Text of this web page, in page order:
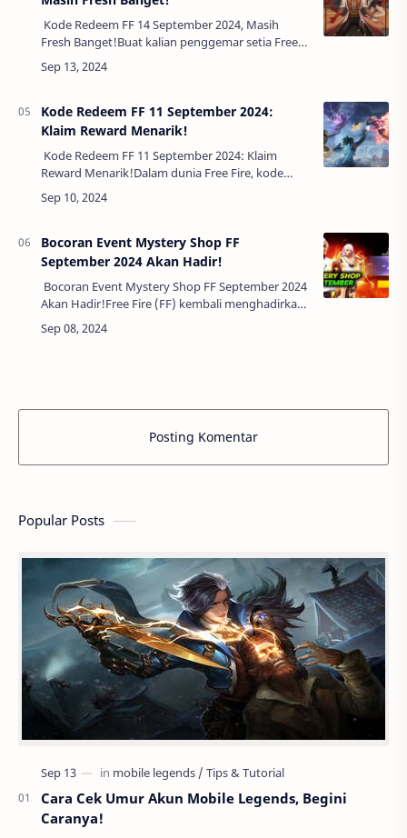
Kode Redeem FF 14 September 2024, Masih
Fresh Banget!Buat kalian penggemar setia Free
Fire, ada kabar gembira! Hari ini, kode redeem
Free Fire terbaru telah hadir untuk tangg…
Kode Redeem FF 11 September 2024:
Klaim Reward Menarik!
Kode Redeem FF 11 September 2024: Klaim
Reward Menarik!Dalam dunia Free Fire, kode
redeem merupakan salah satu cara terbaik untuk
mendapatkan item eksklusif secara gratis. Pa…
Bocoran Event Mystery Shop FF
September 2024 Akan Hadir!
Bocoran Event Mystery Shop FF September 2024
Akan Hadir!Free Fire (FF) kembali menghadirkan
salah satu event yang paling ditunggu-tunggu
oleh para pemainnya, yaitu Mystery Sh…
Posting Komentar
Popular Posts
Cara Cek Umur Akun Mobile Legends, Begini
Caranya!